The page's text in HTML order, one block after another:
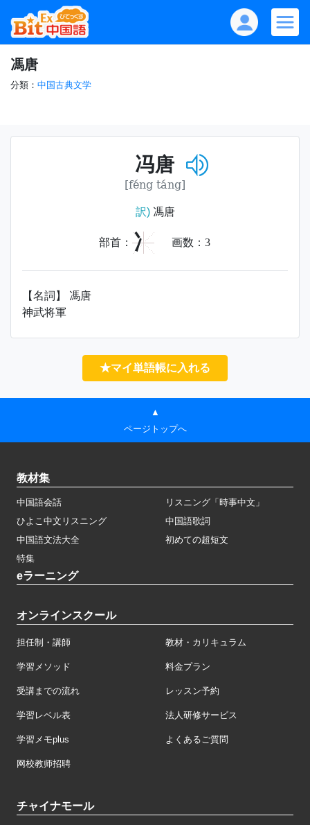
馮唐
分類： 中国古典文学
冯唐
[féng táng]
訳)馮唐
部首： 冫 画数： 3
【名詞】 馮唐
神武将軍
★マイ単語帳に入れる
▲
ページトップへ
教材集
中国語会話
リスニング「時事中文」
ひよこ中文リスニング
中国語歌詞
中国語文法大全
初めての超短文
特集
eラーニング
オンラインスクール
担任制・講師 教材・カリキュラム
学習メソッド 料金プラン
受講までの流れ レッスン予約
学習レベル表 法人研修サービス
学習メモplus よくあるご質問
网校教师招聘
チャイナモール